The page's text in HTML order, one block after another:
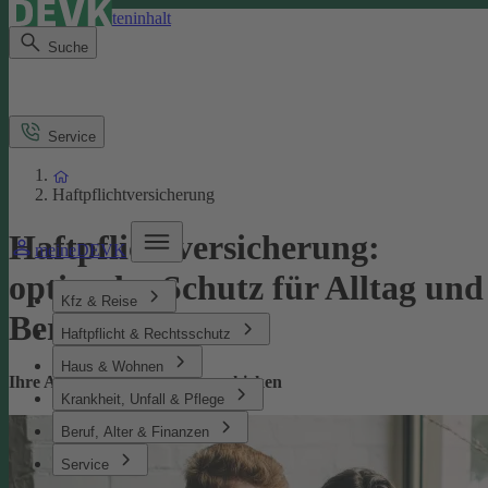
Direkt zum Seiteninhalt
Suche
meineDEVK
Kfz & Reise
Haftpflicht & Rechtsschutz
Haus & Wohnen
Krankheit, Unfall & Pflege
Beruf, Alter & Finanzen
Service
Service
Haftpflichtversicherung
Haftpflichtversicherung:
optimaler Schutz für Alltag und
Beruf
Ihre Absicherung bei Missgeschicken